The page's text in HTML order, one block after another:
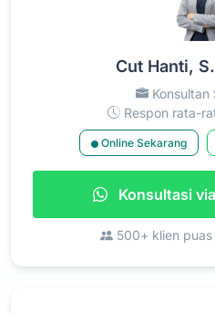
Cut Hanti,
Konsultan
Respon rata-
Online Sekarang
Konsultasi
500+ klien puas